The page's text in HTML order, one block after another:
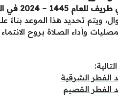
في الساعة 6:17 صباحًا،
ويتم تحديد هذا الموعد
وأداء الصلاة بروح الانتماء
الفطر الشرقية
الفطر القصيم